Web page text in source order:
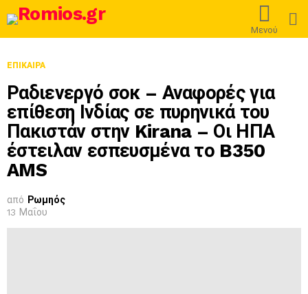
Μενού
ΕΠΊΚΑΙΡΑ
Ραδιενεργό σοκ – Αναφορές για
επίθεση Ινδίας σε πυρηνικά του
Πακιστάν στην Kirana – Οι ΗΠΑ
έστειλαν εσπευσμένα το B350
AMS
από Ρωμηός
13 Μαΐου